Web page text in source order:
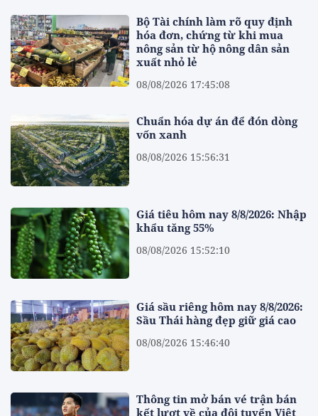
Bộ Tài chính làm rõ quy định
hóa đơn, chứng từ khi mua
nông sản từ hộ nông dân sản
xuất nhỏ lẻ
08/08/2026 17:45:08
Chuẩn hóa dự án để đón dòng
vốn xanh
08/08/2026 15:56:31
Giá tiêu hôm nay 8/8/2026: Nhập
khẩu tăng 55%
08/08/2026 15:52:10
Giá sầu riêng hôm nay 8/8/2026:
Sầu Thái hàng đẹp giữ giá cao
08/08/2026 15:46:40
Thông tin mở bán vé trận bán
kết lượt về của đội tuyển Việt